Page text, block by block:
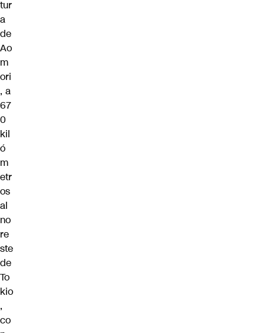
tur
a
de
Ao
m
ori
, a
67
0
kil
ó
m
etr
os
al
no
re
ste
de
To
kio
,
co